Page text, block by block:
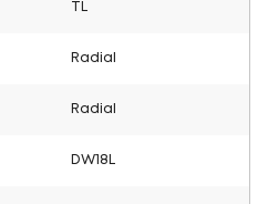
Radial
Radial
DW18L